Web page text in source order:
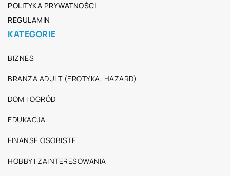
POLITYKA PRYWATNOŚCI
REGULAMIN
KATEGORIE
BIZNES
BRANŻA ADULT (EROTYKA, HAZARD)
DOM I OGRÓD
EDUKACJA
FINANSE OSOBISTE
HOBBY I ZAINTERESOWANIA